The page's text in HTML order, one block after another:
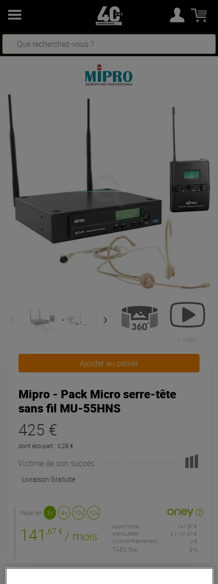
1 vidéo
Ajouter au panier
Mipro - Pack Micro serre-tête
sans fil MU-55HNS
425 €
dont éco-part : 0,28 €
Victime de son succès
Livraison Gratuite
Payer en 3x 4x 10x 12x
141 ,67 € / mois
Apport initial :
141.67 €
Mensualités :
2 x 141.67 €
Coût de financement :
0 €
TAEG fixe : 0 %